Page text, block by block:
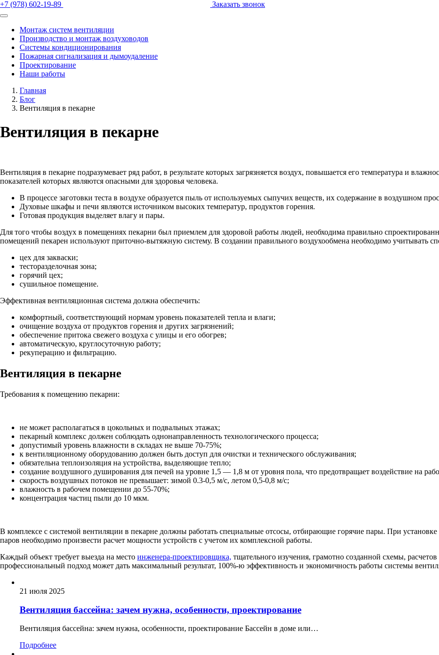
+7 (978) 602-19-89 Заказать звонок
Монтаж систем вентиляции
Производство и монтаж воздуховодов
Системы кондиционирования
Пожарная сигнализация и дымоудаление
Проектирование
Наши работы
Главная
Блог
Вентиляция в пекарне
Вентиляция в пекарне
Вентиляция в пекарне подразумевает ряд работ, в результате которых загрязняется воздух, повышается его температура и
показателей которых являются опасными для здоровья человека.
В процессе заготовки теста в воздухе образуется пыль от используемых сыпучих веществ, их содержание в воздушном
Духовые шкафы и печи являются источником высоких температур, продуктов горения.
Готовая продукция выделяет влагу и пары.
Для того чтобы воздух в помещениях пекарни был приемлем для здоровой работы людей, необходима правильно
помещений пекарен используют приточно-вытяжную систему. В создании правильного воздухообмена необходимо учитывать
цех для закваски;
тесторазделочная зона;
горячий цех;
сушильное помещение.
Эффективная вентиляционная система должна обеспечить:
комфортный, соответствующий нормам уровень показателей тепла и влаги;
очищение воздуха от продуктов горения и других загрязнений;
обеспечение притока свежего воздуха с улицы и его обогрев;
автоматическую, круглосуточную работу;
рекуперацию и фильтрацию.
Вентиляция в пекарне
Требования к помещению пекарни:
не может располагаться в цокольных и подвальных этажах;
пекарный комплекс должен соблюдать однонаправленность технологического процесса;
допустимый уровень влажности в складах не выше 70-75%;
к вентиляционному оборудованию должен быть доступ для очистки и технического обслуживания;
обязательна теплоизоляция на устройства, выделяющие тепло;
создание воздушного душирования для печей на уровне 1,5 — 1,8 м от уровня пола, что предотвращает воздействие на
скорость воздушных потоков не превышает: зимой 0.3-0,5 м/с, летом 0,5-0,8 м/с;
влажность в рабочем помещении до 55-70%;
концентрация частиц пыли до 10 мкм.
В комплексе с системой вентиляции в пекарне должны работать специальные отсосы, отбирающие горячие пары. При
паров необходимо произвести расчет мощности устройств с учетом их комплексной работы.
Каждый объект требует выезда на место инженера-проектировщика, тщательного изучения, грамотно созданной схемы,
профессиональный подход может дать максимальный результат, 100%-ю эффективность и экономичность работы системы
21 июля 2025
Вентиляция бассейна: зачем нужна, особенности, проектирование
Вентиляция бассейна: зачем нужна, особенности, проектирование Бассейн в доме или…
Подробнее